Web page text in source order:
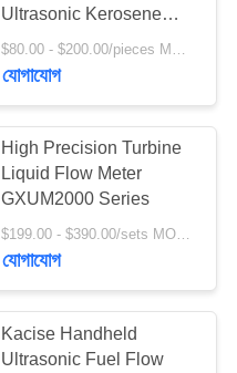
Ultrasonic Kerosene
Flow Meter
যোগাযোগ
High Precision Turbine
Liquid Flow Meter
GXUM2000 Series
$199.00 - $390.00/sets MOQ:১ পিসি
যোগাযোগ
Kacise Handheld
Ultrasonic Fuel Flow